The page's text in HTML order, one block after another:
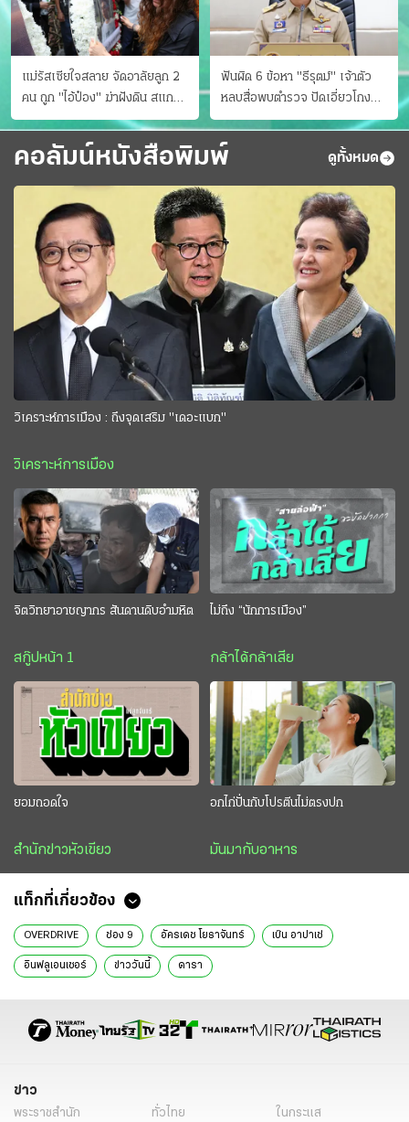
แม่รัสเซียใจสลาย จัดอาลัยลูก 2
คน ถูก "ไอ้ป๋อง" ฆ่าฝังดิน สแกน
ไม่มีศพเพิ่ม
ฟันผิด 6 ข้อหา "ธีรุตม์" เจ้าตัว
หลบสื่อพบตำรวจ ปัดเอี่ยวโกง
สอบท้องถิ่น จ่อบี้รํ่ารวยมากปกติ
คอลัมน์หนังสือพิมพ์ ดูทั้งหมด
วิเคราะห์การเมือง : ถึงจุดเสริม "เดอะแบก"
วิเคราะห์การเมือง
จิตวิทยาอาชญากร สันดานดิบอำมหิต
สกู๊ปหน้า 1
ไม่ถึง “นักการเมือง”
กล้าได้กล้าเสีย
ยอมถอดใจ
สำนักข่าวหัวเขียว
อกไก่ปั่นกับโปรตีนไม่ตรงปก
มันมากับอาหาร
แท็กที่เกี่ยวข้อง
OVERDRIVE ช่อง 9 อัครเดช โยธาจันทร์ เบ๊น อาปาเช่
อินฟลูเอนเซอร์ ข่าววันนี้ ดารา
ข่าว
พระราชสำนัก ทั่วไทย
ในกระแส